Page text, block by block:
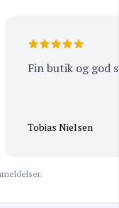
Fin butik og god
Tobias Nielsen